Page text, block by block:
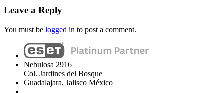
Leave a Reply
You must be logged in to post a comment.
Nebulosa 2916
Col. Jardines del Bosque
Guadalajara, Jalisco México